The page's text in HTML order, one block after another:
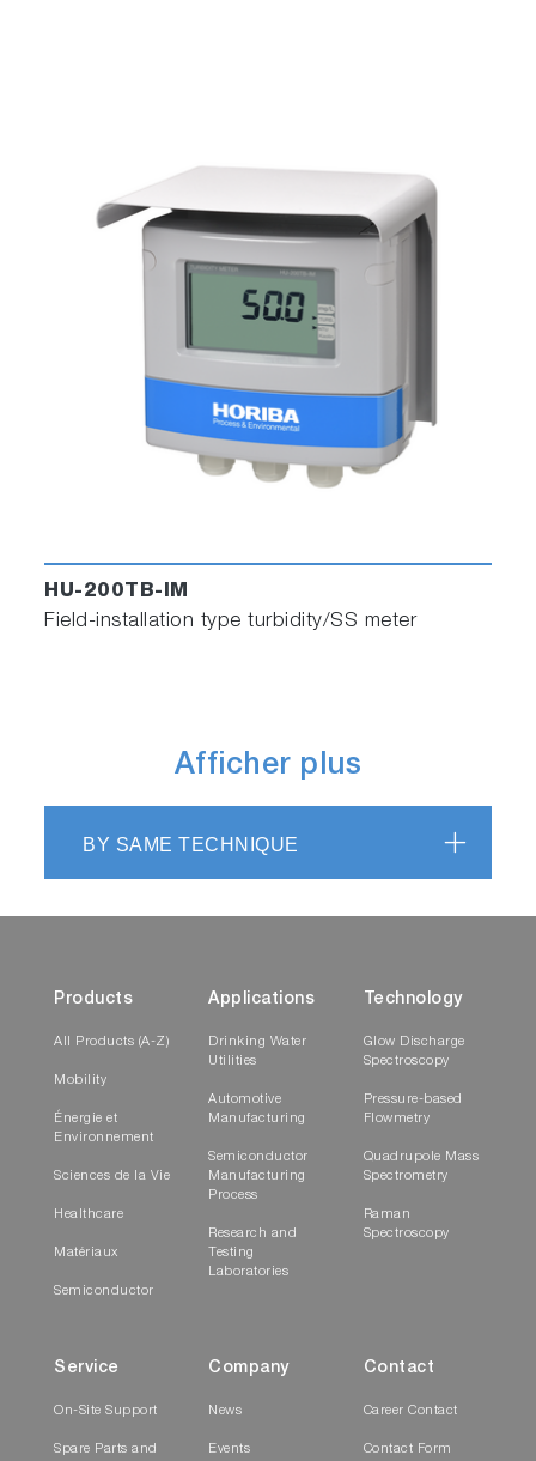
HU-200TB-IM
Field-installation type turbidity/SS meter
Afficher plus
BY SAME TECHNIQUE
Products
All Products (A-Z)
Mobility
Énergie et
Environnement
Sciences de la Vie
Healthcare
Matériaux
Semiconductor
Applications
Drinking Water
Utilities
Automotive
Manufacturing
Semiconductor
Manufacturing
Process
Research and
Testing
Laboratories
Technology
Glow Discharge
Spectroscopy
Pressure-based
Flowmetry
Quadrupole Mass
Spectrometry
Raman
Spectroscopy
Service
On-Site Support
Spare Parts and
Company
News
Events
Contact
Career Contact
Contact Form